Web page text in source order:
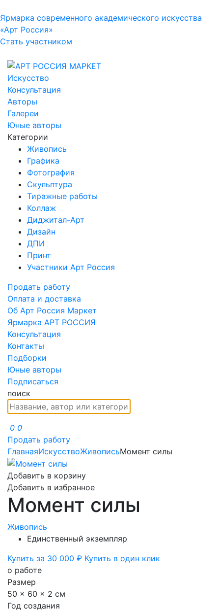
Ярмарка современного академического искусства
«Арт Россия»
Стать участником
Искусство
Консультация
Авторы
Галереи
Юные авторы
Категории
Живопись
Графика
Фотография
Скульптура
Тиражные работы
Коллаж
Диджитал-Арт
Дизайн
ДПИ
Принт
Участники Арт Россия
Продать работу
Оплата и доставка
Об Арт Россия Маркет
Ярмарка АРТ РОССИЯ
Консультация
Контакты
Подборки
Юные авторы
Подписаться
поиск
0 0
Продать работу
ГлавнаяИскусствоЖивописьМомент силы
Добавить в корзину
Добавить в избранное
Момент силы
Живопись
Единственный экземпляр
Купить за 30 000 ₽ Купить в один клик
о работе
Размер
50 x 60 x 2 см
Год создания